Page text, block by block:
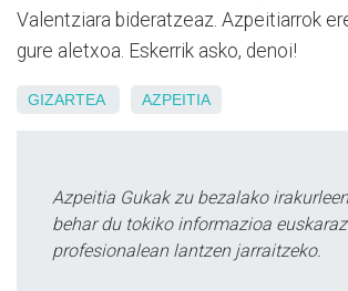
Valentziara bideratzeaz. Azpeitiarrok
gure aletxoa. Eskerrik asko, denoi!
GIZARTEA AZPEITIA
Azpeitia Gukak zu bezalako
behar du tokiko informazioa
profesionalean lantzen jarraitzeko.